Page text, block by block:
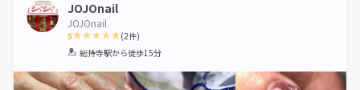
JOJOnail
JOJOnail
5
1 2 3 4 5
(2件)
総持寺駅から徒歩15分